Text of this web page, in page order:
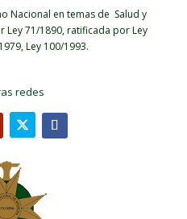
Nacional en temas de Salud y
Ley 71/1890, ratificada por Ley
Ley 100/1993.
redes